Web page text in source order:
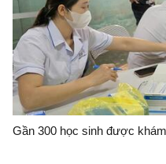
Gần 300 học sinh được